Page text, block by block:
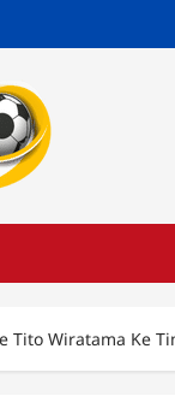
Tito Wiratama Ke